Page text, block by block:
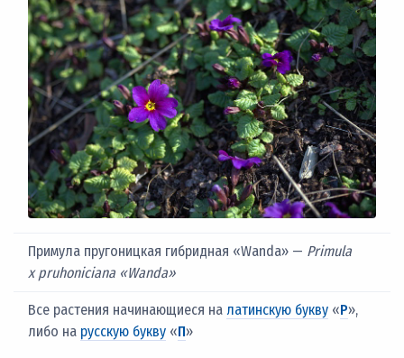
Примула пругоницкая гибридная «Wanda» — Primula
x pruhoniciana «Wanda»
Все растения начинающиеся на латинскую букву «P»,
либо на русскую букву «П»